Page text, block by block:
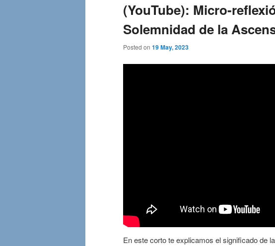
(YouTube): Micro-
Solemnidad de la
Posted on 19 May, 2023
En este corto te explicamos el significado de